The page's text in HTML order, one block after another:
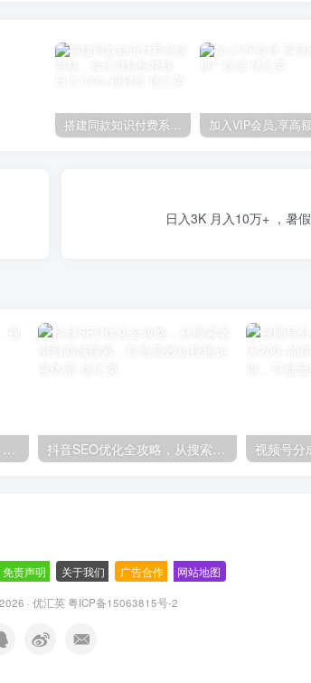
搭建同款知识付费系统网站，自己做站长挣钱，日入1000+很轻松
日入3K 月入10万+ ，暑
免责声明 关于我们 广告合作 网站地图
· 优汇英粤ICP备15063815号-2